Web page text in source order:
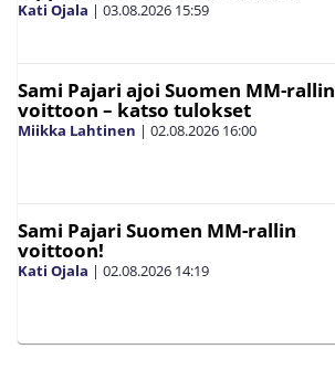
Kati Ojala | 03.08.2026 15:59
Sami Pajari ajoi Suomen MM-rallin
voittoon – katso tulokset
Miikka Lahtinen | 02.08.2026 16:00
Sami Pajari Suomen MM-rallin
voittoon!
Kati Ojala | 02.08.2026 14:19